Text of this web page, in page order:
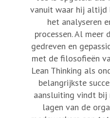
vanuit waar hij altijd
het analyseren
processen. Al meer
gedreven en
met de filosofieën
Lean Thinking als
belangrijkste
aansluiting vindt bij
lagen van de